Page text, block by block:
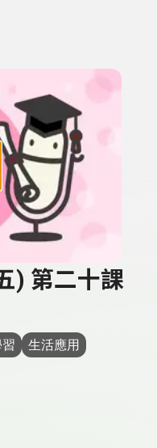
持人或關鍵字
) 第二十課
生活應用